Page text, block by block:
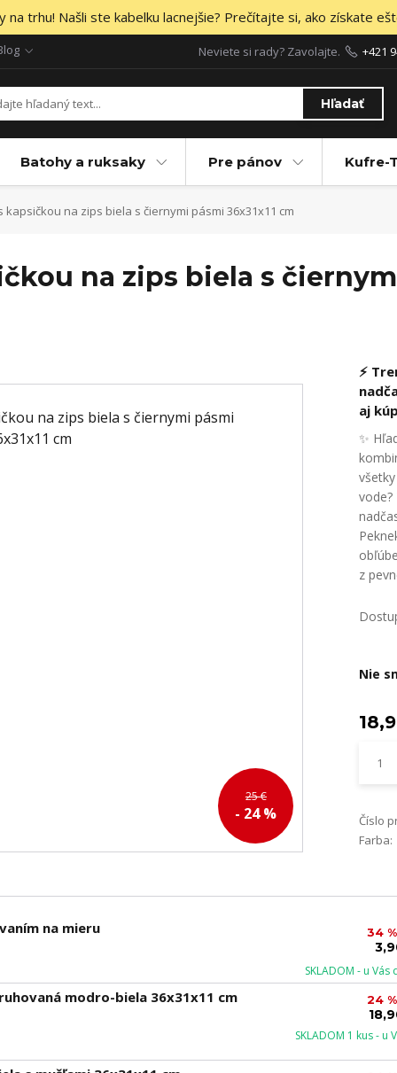
na trhu! Našli ste kabelku lacnejšie? Prečítajte si, ako získate
Hľadať
Neviete si rady? Zavolajte. +421
Batohy a ruksaky Pre pánov Kufre-
na zips biela s čiernymi pásmi 36x31x11 cm
na zips biela s čiernymi
25 €
- 24 %
⚡
aj
✨
z
Nie
Číslo
Farba:
na mieru 34
SKLADOM - u Vás
modro-biela 36x31x11 cm 24
SKLADOM 1 kus - u